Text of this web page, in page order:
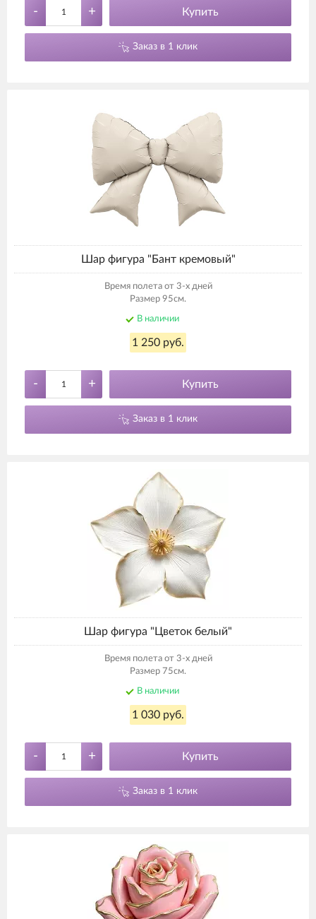
- + Купить
Заказ в 1 клик
Шар фигура "Бант кремовый"
Время полета от 3-х дней
Размер 95см.
В наличии
1 250 руб.
- + Купить
Заказ в 1 клик
Шар фигура "Цветок белый"
Время полета от 3-х дней
Размер 75см.
В наличии
1 030 руб.
- + Купить
Заказ в 1 клик